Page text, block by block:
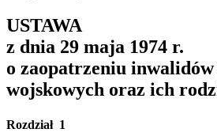
USTAWA
z dnia 29 maja 1974 r.
o zaopatrzeniu
wojskowych oraz ich
Rozdział 1